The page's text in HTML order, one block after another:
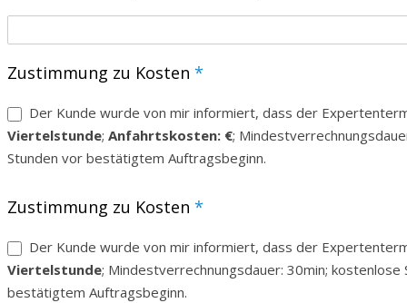
Zustimmung zu Kosten *
Der Kunde wurde von mir informiert, dass der
Viertelstunde; Anfahrtskosten: €;
Stunden vor bestätigtem Auftragsbeginn.
Zustimmung zu Kosten *
Der Kunde wurde von mir informiert, dass der
Viertelstunde; Mindestverrechnungsdauer: 30min;
bestätigtem Auftragsbeginn.